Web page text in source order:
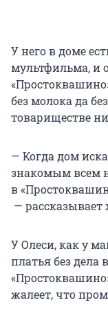
У него в доме
мультфильма, и
без молока да
товариществе
— Когда дом
знакомым всем
в
— рассказывает
У Олеси, как у
платья без дела
жалеет, что